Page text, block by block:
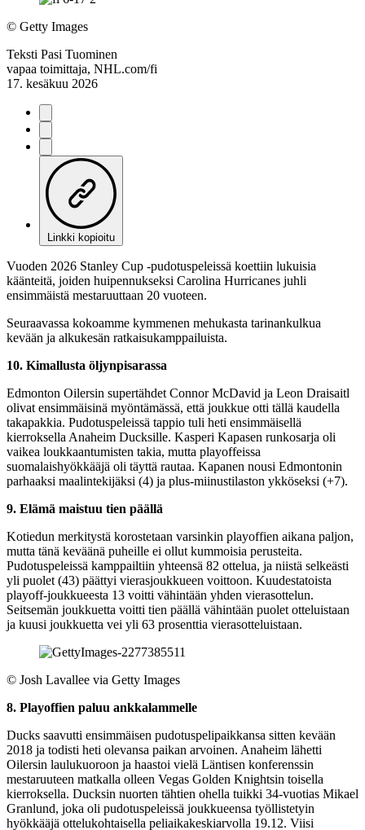
© Getty Images
Teksti Pasi Tuominen
vapaa toimittaja, NHL.com/fi
17. kesäkuu 2026
Linkki kopioitu
Vuoden 2026 Stanley Cup -pudotuspeleissä koettiin lukuisia
käänteitä, joiden huipennukseksi Carolina Hurricanes juhli
ensimmäistä mestaruuttaan 20 vuoteen.
Seuraavassa kokoamme kymmenen mehukasta tarinankulkua
kevään ja alkukesän ratkaisukamppailuista.
10. Kimallusta öljynpisarassa
Edmonton Oilersin supertähdet Connor McDavid ja Leon Draisaitl
olivat ensimmäisinä myöntämässä, että joukkue otti tällä kaudella
takapakkia. Pudotuspeleissä tappio tuli heti ensimmäisellä
kierroksella Anaheim Ducksille. Kasperi Kapasen runkosarja oli
vaikea loukkaantumisten takia, mutta playoffeissa
suomalaishyökkääjä oli täyttä rautaa. Kapanen nousi Edmontonin
parhaaksi maalintekijäksi (4) ja plus-miinustilaston ykköseksi (+7).
9. Elämä maistuu tien päällä
Kotiedun merkitystä korostetaan varsinkin playoffien aikana paljon,
mutta tänä keväänä puheille ei ollut kummoisia perusteita.
Pudotuspeleissä kamppailtiin yhteensä 82 ottelua, ja niistä selkeästi
yli puolet (43) päättyi vierasjoukkueen voittoon. Kuudestatoista
playoff-joukkueesta 13 voitti vähintään yhden vierasottelun.
Seitsemän joukkuetta voitti tien päällä vähintään puolet otteluistaan
ja kuusi joukkuetta vei yli 63 prosenttia vierasotteluistaan.
© Josh Lavallee via Getty Images
8. Playoffien paluu ankkalammelle
Ducks saavutti ensimmäisen pudotuspelipaikkansa sitten kevään
2018 ja todisti heti olevansa paikan arvoinen. Anaheim lähetti
Oilersin laulukuoroon ja haastoi vielä Läntisen konferenssin
mestaruuteen matkalla olleen Vegas Golden Knightsin toisella
kierroksella. Ducksin nuorten tähtien ohella tuikki 34-vuotias Mikael
Granlund, joka oli pudotuspeleissä joukkueensa työllistetyin
hyökkääjä ottelukohtaisella peliaikakeskiarvolla 19.12. Viisi